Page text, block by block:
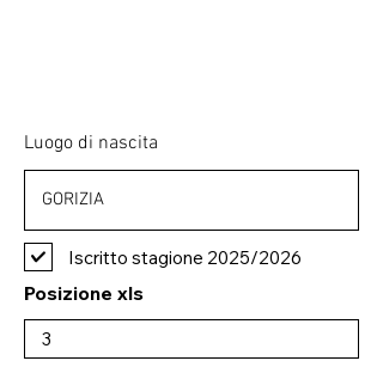
Luogo di nascita
Iscritto stagione 2025/2026
Posizione xls